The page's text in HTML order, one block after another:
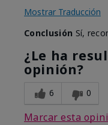
Mostrar Traducción
Conclusión Sí,
¿Le ha
opinión?
6 0
Marcar esta